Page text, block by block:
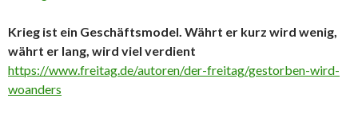
Krieg ist ein Geschäftsmodel. Währt er kurz wird wenig,
währt er lang, wird viel verdient
https://www.freitag.de/autoren/der-freitag/gestorben-wird-
woanders